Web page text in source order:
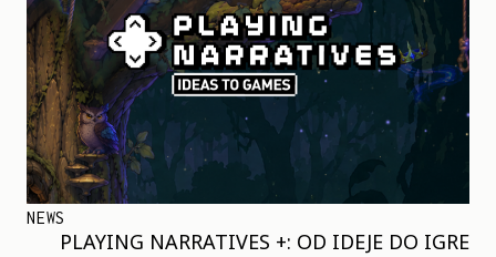
NEWS
PLAYING NARRATIVES +: OD IDEJE DO IGRE